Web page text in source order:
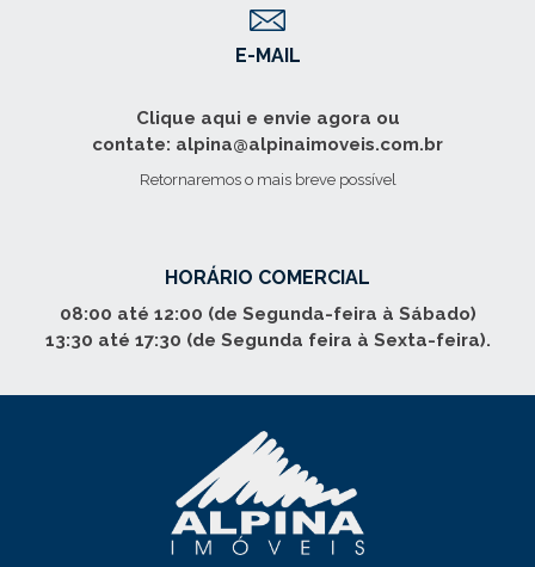
E-MAIL
Clique aqui e envie agora ou
contate: alpina@alpinaimoveis.com.br
Retornaremos o mais breve possível
HORÁRIO COMERCIAL
08:00 até 12:00 (de Segunda-feira à Sábado)
13:30 até 17:30 (de Segunda feira à Sexta-feira).